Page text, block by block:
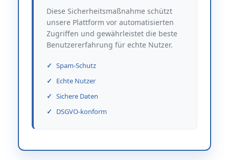
Diese Sicherheitsmaßnahme schützt
unsere Plattform vor automatisierten
Zugriffen und gewährleistet die beste
Benutzererfahrung für echte Nutzer.
Spam-Schutz
Echte Nutzer
Sichere Daten
DSGVO-konform